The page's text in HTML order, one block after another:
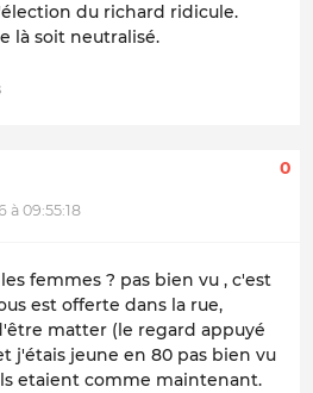
du richard ridicule.
là soit neutralisé.
à 09:55:18
0
femmes ? pas bien vu , c'est
est offerte dans la rue,
matter (le regard appuyé
j'étais jeune en 80 pas bien vu
etaient comme maintenant.